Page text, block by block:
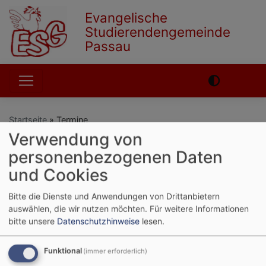
Direkt
zum
Inhalt
Evangelische
Studierendengemeinde
Passau
Hauptnavigation
Startseite Termine
German
English
Termine
In Aktion
Verwendung von
personenbezogenen Daten
und Cookies
Bitte die Dienste und Anwendungen von Drittanbietern
auswählen, die wir nutzen möchten. Für weitere Informationen
bitte unsere Datenschutzhinweise lesen.
Funktional (immer erforderlich)